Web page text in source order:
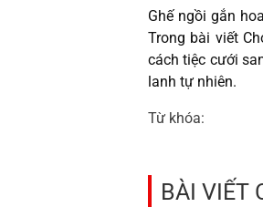
Ghế ngồi gắn
Trong bài viết
cách tiệc cưới
lanh tự nhiên.
Từ khóa:
BÀI VIẾT